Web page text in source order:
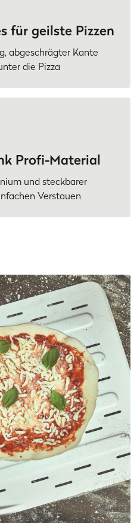
für geilste Pizzen
abgeschrägter Kante
die Pizza
Profi-Material
und steckbarer
Verstauen